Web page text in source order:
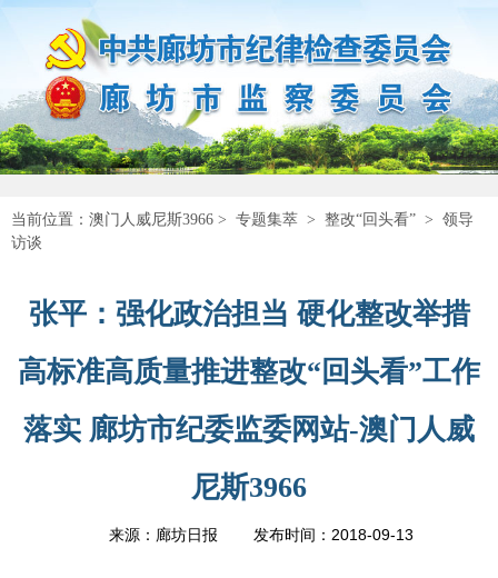
当前位置： 澳门人威尼斯3966 > 专题集萃 > 整改“回头看” > 领导
访谈
张平：强化政治担当 硬化整改举措
高标准高质量推进整改“回头看”工作
落实 廊坊市纪委监委网站-澳门人威
尼斯3966
来源：廊坊日报 发布时间： 2018-09-13